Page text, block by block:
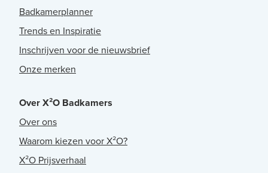
Badkamerplanner
Trends en Inspiratie
Inschrijven voor de nieuwsbrief
Onze merken
Over X²O Badkamers
Over ons
Waarom kiezen voor X²O?
X²O Prijsverhaal